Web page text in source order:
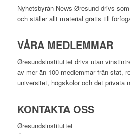
Nyhetsbyrån News Øresund drivs
och ställer allt material gratis till
VÅRA MEDLEMMAR
Øresundsinstituttet drivs utan
av mer än 100 medlemmar från stat,
universitet, högskolor och det privata
KONTAKTA OSS
Øresundsinstituttet